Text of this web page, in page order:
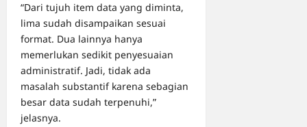
“Dari tujuh item data yang diminta,
lima sudah disampaikan sesuai
format. Dua lainnya hanya
memerlukan sedikit penyesuaian
administratif. Jadi, tidak ada
masalah substantif karena sebagian
besar data sudah terpenuhi,”
jelasnya.